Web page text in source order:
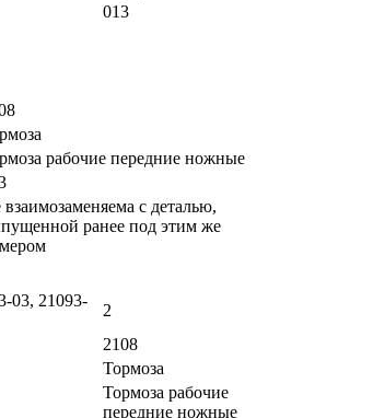
013
рабочие передние ножные
с деталью,
ранее под этим же
03, 21093-
2
2108
Тормоза
Тормоза рабочие
передние ножные